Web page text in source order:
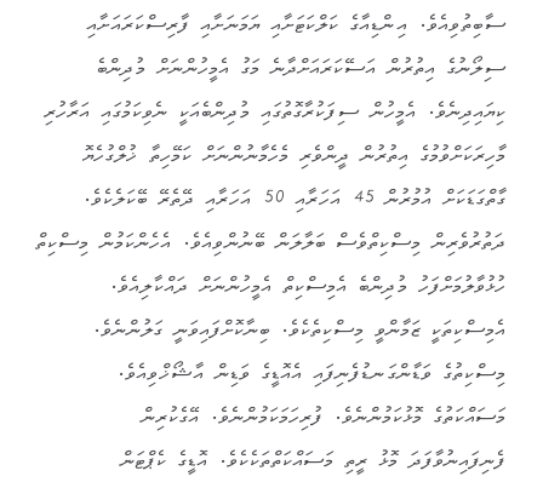
ސާބިތުވިއެވެ. އިންޑިއާގެ ކަލްކަޓަށާއި ޔަމަނަށާއި ފާރިސްކަރައަށާއި
ސިލޯނުގެ އިތުރުން އަސޭކަރައަށްދާނެ މަގު އެމީހުންނަށް މުދިންބެ
ކިޔައިދިނެވެ. އެމީހުން ސިފަކުރާގޮތުގައި މުދިންބެއަކީ ނެވިކަމުގައި އަރާހުރި
މާހިރަކަށްވުމުގެ އިތުރުން ދީންވެރި މެހެމާނުންނަށް ކަމޭހިތާ ޚުލްގުހެޔޮ
ގާތްގަޑަކަށް އުމުރުން 45 އަހަރާއި 50 އަހަރާއި ދޭތެރޭ ބޭކަލެކެވެ.
ދަތުރުވެރިން މިސްކިތްވެސް ބަލާލަން ބޭނުންވިއެވެ. އެހެންކަމުން މިސްކިތް
ހުޅުވާލުމަށްފަހު މުދިންބެ އެމިސްކިތް އެމީހުންނަށް ދައްކާލިއެވެ.
އެމިސްކިތަކީ ޒަމާންވީ މިސްކިތެކެވެ. ބިނާކޮށްފައިވަނީ ގަލުންނެވެ.
މިސްކިތުގެ ވަޑާންގަނޑުފެނިފައި އެއޮޑީގެ ވަޑިން އާޝޯޚްވިއެވެ.
މަސައްކަތުގެ މޮޅުކަމުންނެވެ. ފުރިހަމަކަމުންނެވެ. އޭގެކުރިން
ފެނިފައިނުވާފަދަ މޮޅު ރީތި މަސައްކަތްތަކެކެވެ. އޮޑީގެ ކެޕްޓަން